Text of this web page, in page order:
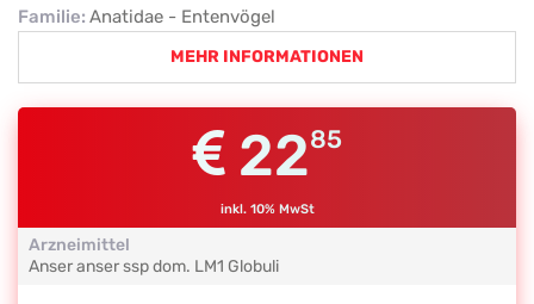
Familie: Anatidae - Entenvögel
MEHR INFORMATIONEN
2285
inkl. 10% MwSt
Arzneimittel
Anser anser ssp dom. LM1 Globuli